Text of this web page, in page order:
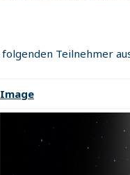
Teilnehmer
Image